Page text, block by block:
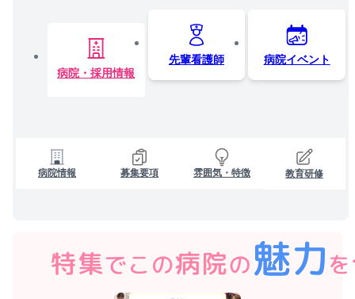
病院・採用情報
先輩看護師 病院イベント
病院情報 募集要項 雰囲気・特徴 教育研修